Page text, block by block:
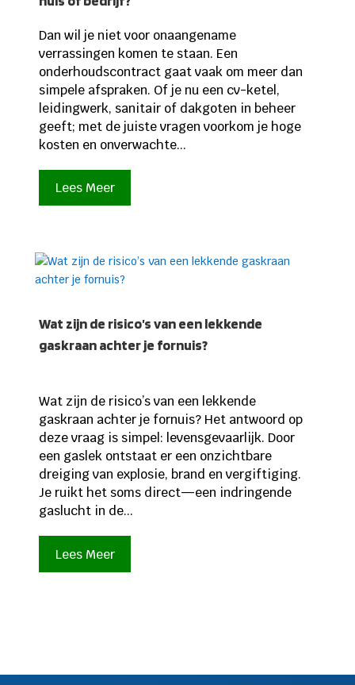
Dan wil je niet voor onaangename
verrassingen komen te staan. Een
onderhoudscontract gaat vaak om meer dan
simpele afspraken. Of je nu een cv-ketel,
leidingwerk, sanitair of dakgoten in beheer
geeft; met de juiste vragen voorkom je hoge
kosten en onverwachte...
Lees Meer
Wat zijn de risico’s van een lekkende
gaskraan achter je fornuis?
Wat zijn de risico’s van een lekkende
gaskraan achter je fornuis? Het antwoord op
deze vraag is simpel: levensgevaarlijk. Door
een gaslek ontstaat er een onzichtbare
dreiging van explosie, brand en vergiftiging.
Je ruikt het soms direct—een indringende
gaslucht in de...
Lees Meer